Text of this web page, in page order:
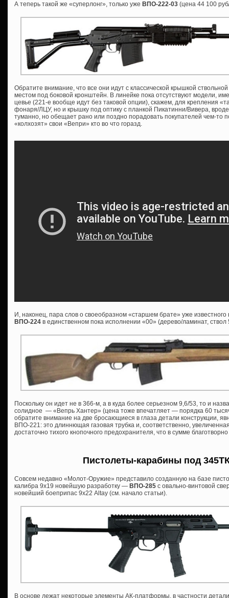
А теперь такой же «суперлонг», только уже ВПО-222-03 (цена 44 100
Обратите внимание, что все они идут с классической крышкой
местом под боковой кронштейн. В линейке пока отсутствуют модели,
цевье (221-е вообще идут без таковой опции), скажем, для крепления
фонаря/ЛЦУ, но и крышку под оптику с планкой Пикатинни/Вивера,
туманно, но обещает рано или поздно порадовать покупателей чем-то
«колхозят» свои «Вепри» кто во что горазд.
И, наконец, пара слов о своеобразном «старшем брате» уже
ВПО-224 в единственном пока исполнении «00» (дерево/ламинат,
Поскольку он идет не в 366-м, а в куда более серьезном 9,6/53, то и
солидное — «Вепрь Хантер» (цена тоже впечатляет — порядка 60
обратите внимание на две бросающиеся в глаза детали конструкции,
ВПО-221: это длиннющая газовая трубка и, соответственно,
достаточно тихого кнопочного предохранителя, что в сумме
Пистолеты-карабины под
Совсем недавно «Молот-Оружие» представило созданную на базе
калибра 9х19 новейшую разработку — ВПО-285 с овально-винтовой
новейший боеприпас 9х22 Altay (см. начало статьи).
В основе лежат некоторые элементы АК-платформы, в частности